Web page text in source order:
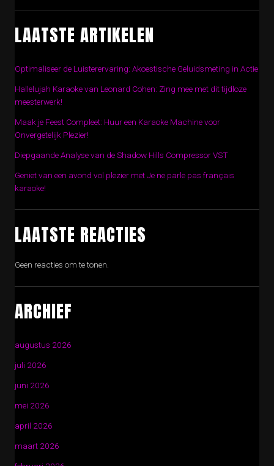
LAATSTE ARTIKELEN
Optimaliseer de Luisterervaring: Akoestische Geluidsmeting in Actie
Hallelujah Karaoke van Leonard Cohen: Zing mee met dit tijdloze
meesterwerk!
Maak je Feest Compleet: Huur een Karaoke Machine voor
Onvergetelijk Plezier!
Diepgaande Analyse van de Shadow Hills Compressor VST
Geniet van een avond vol plezier met Je ne parle pas français
karaoke!
LAATSTE REACTIES
Geen reacties om te tonen.
ARCHIEF
augustus 2026
juli 2026
juni 2026
mei 2026
april 2026
maart 2026